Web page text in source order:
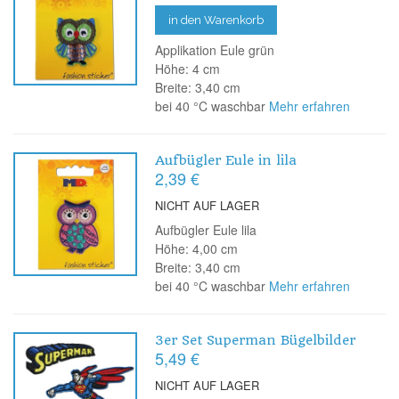
in den Warenkorb
Applikation Eule grün
Höhe: 4 cm
Breite: 3,40 cm
bei 40 °C waschbar Mehr erfahren
Aufbügler Eule in lila
2,39 €
NICHT AUF LAGER
Aufbügler Eule lila
Höhe: 4,00 cm
Breite: 3,40 cm
bei 40 °C waschbar Mehr erfahren
3er Set Superman Bügelbilder
5,49 €
NICHT AUF LAGER